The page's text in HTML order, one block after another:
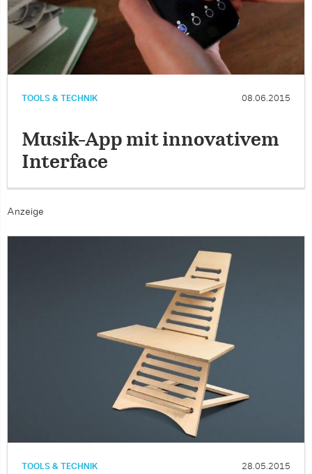
TOOLS & TECHNIK 08.06.2015
Musik-App mit innovativem
Interface
Anzeige
TOOLS & TECHNIK 28.05.2015